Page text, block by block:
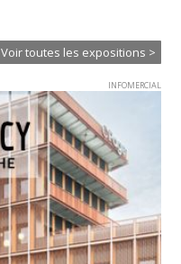
Voir toutes les expositions >
INFOMERCIAL